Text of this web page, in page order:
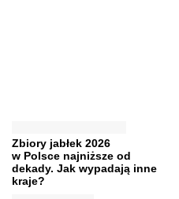
Zbiory jabłek 2026
w Polsce najniższe od
dekady. Jak wypadają inne
kraje?